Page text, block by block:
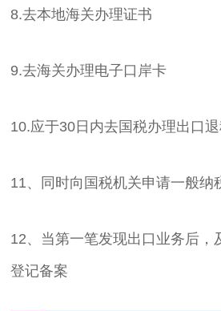
8.去本地海关办理证书
9.去海关办理电子口岸卡
10.应于30日内去国税办理出口
11、同时向国税机关申请一般纳
12、当第一笔发现出口业务后，
登记备案